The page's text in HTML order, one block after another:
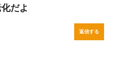
だよ
返信する